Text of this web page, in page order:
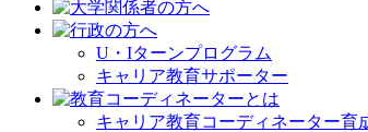
U・Iターンプログラム
キャリア教育サポーター
キャリア教育コーディネーター育